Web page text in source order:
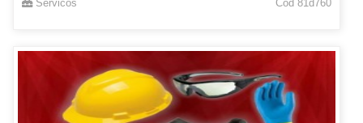
Servicos Cod 81d760